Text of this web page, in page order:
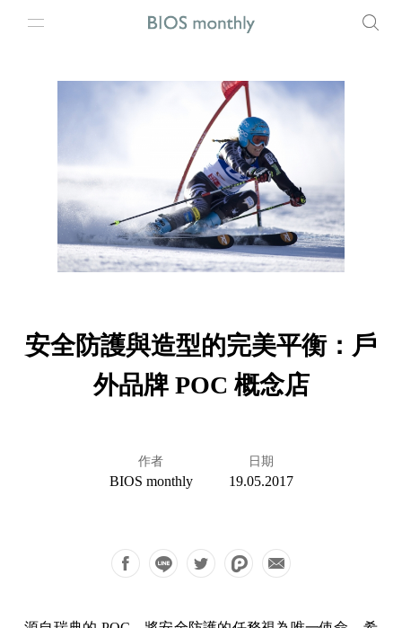
安全防護與造型的完美平衡：戶
外品牌 POC 概念店
作者
BIOS monthly
日期
19.05.2017